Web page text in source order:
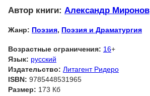
Автор книги: Александр Миронов
Жанр: Поэзия, Поэзия и Драматургия
Возрастные ограничения: 16+
Язык: русский
Издательство: Литагент Ридеро
ISBN: 9785448531965
Размер: 173 Кб